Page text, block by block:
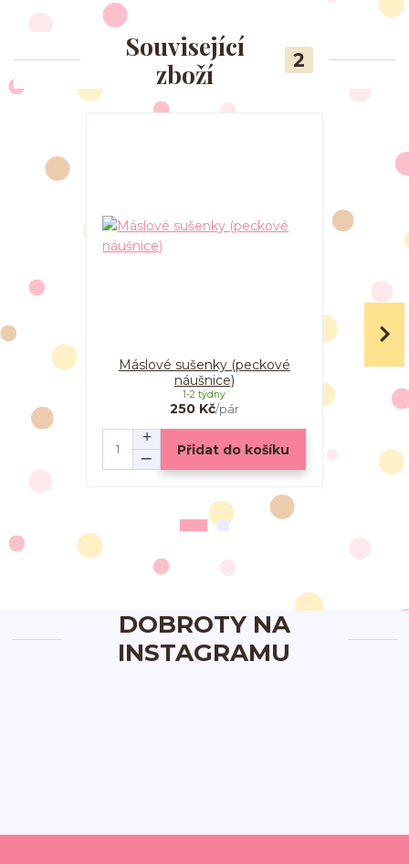
Související
zboží
2
Máslové sušenky (peckové
náušnice)
250 Kč/pár
1-2 týdny
Přidat do košíku
DOBROTY NA
INSTAGRAMU